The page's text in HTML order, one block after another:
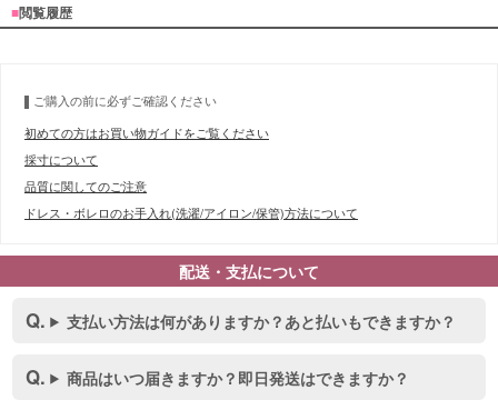
■閲覧履歴
ご購入の前に必ずご確認ください
初めての方はお買い物ガイドをご覧ください
採寸について
品質に関してのご注意
ドレス・ボレロのお手入れ(洗濯/アイロン/保管)方法について
配送・支払について
支払い方法は何がありますか？あと払いもできますか？
商品はいつ届きますか？即日発送はできますか？